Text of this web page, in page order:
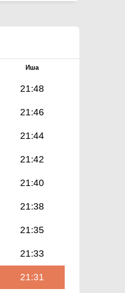
Иша
21:48
21:46
21:44
21:42
21:40
21:38
21:35
21:33
21:31